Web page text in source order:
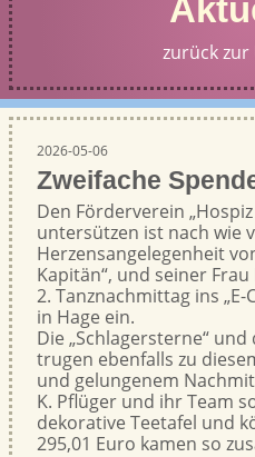
zurück
2026-05-06
Zweifache
Den Förderverein
untersützen ist nach wie
Herzensangelegenheit
Kapitän“, und seiner
2. Tanznachmittag ins
in Hage ein.
Die „Schlagersterne“
trugen ebenfalls zu
und gelungenem
K. Pflüger und ihr Team
dekorative Teetafel und
295,01 Euro kamen so